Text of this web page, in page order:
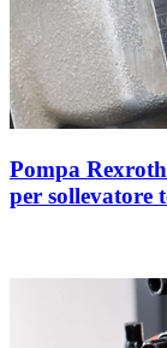
Pompa
per sollevatore